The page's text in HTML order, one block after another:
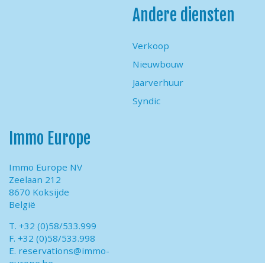
Andere diensten
Verkoop
Nieuwbouw
Jaarverhuur
Syndic
Immo Europe
Immo Europe NV
Zeelaan 212
8670 Koksijde
België
T. +32 (0)58/533.999
F. +32 (0)58/533.998
E. reservations@immo-